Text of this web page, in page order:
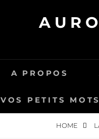
A PROPOS
VOS PETITS MOTS
HOME